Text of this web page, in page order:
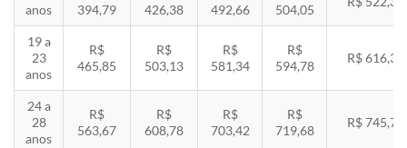
anos
394,79
426,38
492,66
504,05
19 a
23
anos
R$
465,85
R$
503,13
R$
581,34
R$
594,78
R$ 616,35
24 a
28
anos
R$
563,67
R$
608,78
R$
703,42
R$
719,68
R$ 745,78